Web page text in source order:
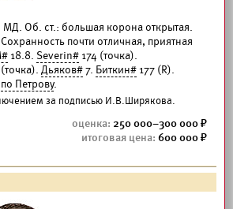
МД. Об. ст.: большая корона открытая.
почти отличная, приятная
18.8. Severin# 174 (точка).
Дьяков#7. Биткин# 177 (R).
по Петрову.
за подписью И.В.Ширякова.
250 000–300 000
600 000